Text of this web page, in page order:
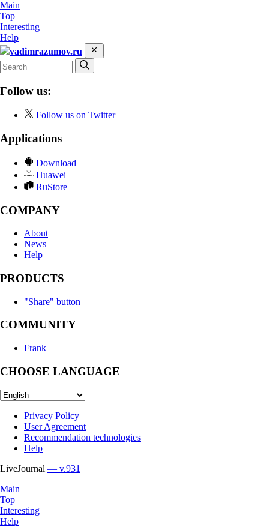
Main
Top
Interesting
Help
vadimrazumov.ru
Follow us:
Follow us on Twitter
Applications
Download
Huawei
RuStore
COMPANY
About
News
Help
PRODUCTS
"Share" button
COMMUNITY
Frank
CHOOSE LANGUAGE
Privacy Policy
User Agreement
Recommendation technologies
Help
LiveJournal — v.931
Main
Top
Interesting
Help